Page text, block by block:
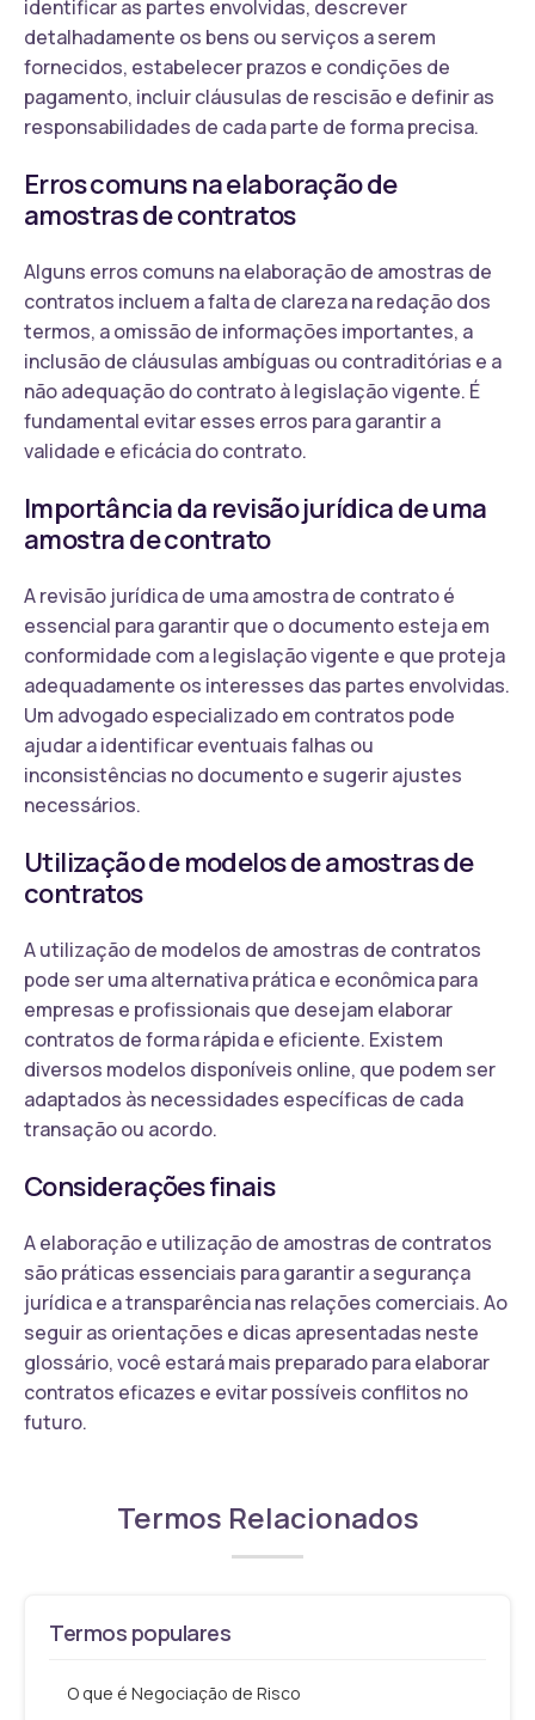
identificar as partes envolvidas, descrever
detalhadamente os bens ou serviços a serem
fornecidos, estabelecer prazos e condições de
pagamento, incluir cláusulas de rescisão e definir as
responsabilidades de cada parte de forma precisa.
Erros comuns na elaboração de
amostras de contratos
Alguns erros comuns na elaboração de amostras de
contratos incluem a falta de clareza na redação dos
termos, a omissão de informações importantes, a
inclusão de cláusulas ambíguas ou contraditórias e a
não adequação do contrato à legislação vigente. É
fundamental evitar esses erros para garantir a
validade e eficácia do contrato.
Importância da revisão jurídica de uma
amostra de contrato
A revisão jurídica de uma amostra de contrato é
essencial para garantir que o documento esteja em
conformidade com a legislação vigente e que proteja
adequadamente os interesses das partes envolvidas.
Um advogado especializado em contratos pode
ajudar a identificar eventuais falhas ou
inconsistências no documento e sugerir ajustes
necessários.
Utilização de modelos de amostras de
contratos
A utilização de modelos de amostras de contratos
pode ser uma alternativa prática e econômica para
empresas e profissionais que desejam elaborar
contratos de forma rápida e eficiente. Existem
diversos modelos disponíveis online, que podem ser
adaptados às necessidades específicas de cada
transação ou acordo.
Considerações finais
A elaboração e utilização de amostras de contratos
são práticas essenciais para garantir a segurança
jurídica e a transparência nas relações comerciais. Ao
seguir as orientações e dicas apresentadas neste
glossário, você estará mais preparado para elaborar
contratos eficazes e evitar possíveis conflitos no
futuro.
Termos Relacionados
Termos populares
O que é Negociação de Risco